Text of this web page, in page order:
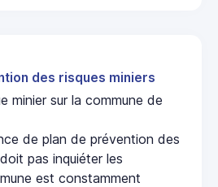
des risques miniers
minier sur la commune de
de plan de prévention des
pas inquiéter les
est constamment